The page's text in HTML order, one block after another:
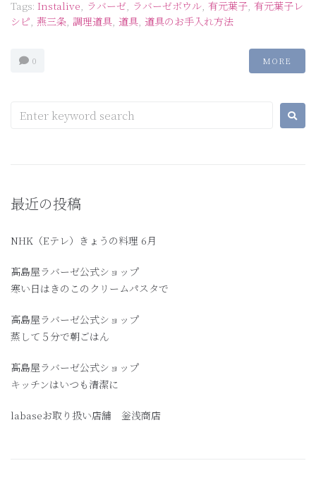
Tags: Instalive, ラバーゼ, ラバーゼボウル, 有元葉子, 有元葉子レ
シピ, 燕三条, 調理道具, 道具, 道具のお手入れ方法
0 MORE
最近の投稿
NHK（Eテレ）きょうの料理 6月
髙島屋ラバーゼ公式ショップ
寒い日はきのこのクリームパスタで
高島屋ラバーゼ公式ショップ
蒸して５分で朝ごはん
髙島屋ラバーゼ公式ショップ
キッチンはいつも清潔に
labaseお取り扱い店舗 釡浅商店